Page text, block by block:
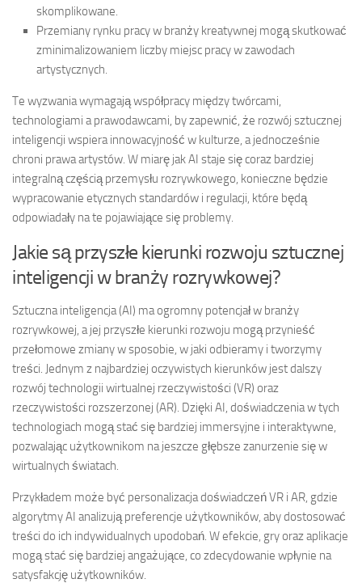
skomplikowane.
Przemiany rynku pracy w branży kreatywnej mogą skutkować
zminimalizowaniem liczby miejsc pracy w zawodach
artystycznych.
Te wyzwania wymagają współpracy między twórcami,
technologiami a prawodawcami, by zapewnić, że rozwój sztucznej
inteligencji wspiera innowacyjność w kulturze, a jednocześnie
chroni prawa artystów. W miarę jak AI staje się coraz bardziej
integralną częścią przemysłu rozrywkowego, konieczne będzie
wypracowanie etycznych standardów i regulacji, które będą
odpowiadały na te pojawiające się problemy.
Jakie są przyszłe kierunki rozwoju sztucznej
inteligencji w branży rozrywkowej?
Sztuczna inteligencja (AI) ma ogromny potencjał w branży
rozrywkowej, a jej przyszłe kierunki rozwoju mogą przynieść
przełomowe zmiany w sposobie, w jaki odbieramy i tworzymy
treści. Jednym z najbardziej oczywistych kierunków jest dalszy
rozwój technologii wirtualnej rzeczywistości (VR) oraz
rzeczywistości rozszerzonej (AR). Dzięki AI, doświadczenia w tych
technologiach mogą stać się bardziej immersyjne i interaktywne,
pozwalając użytkownikom na jeszcze głębsze zanurzenie się w
wirtualnych światach.
Przykładem może być personalizacja doświadczeń VR i AR, gdzie
algorytmy AI analizują preferencje użytkowników, aby dostosować
treści do ich indywidualnych upodobań. W efekcie, gry oraz aplikacje
mogą stać się bardziej angażujące, co zdecydowanie wpłynie na
satysfakcję użytkowników.